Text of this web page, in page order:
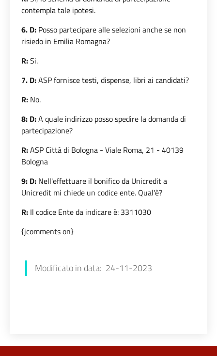
contempla tale ipotesi.
6. D: Posso partecipare alle selezioni anche se non
risiedo in Emilia Romagna?
R:Si.
7. D:ASP fornisce testi, dispense, libri ai candidati?
R: No.
8: D:A quale indirizzo posso spedire la domanda di
partecipazione?
R:ASP Città di Bologna - Viale Roma, 21 - 40139
Bologna
9: D: Nell'effettuare il bonifico da Unicredit a
Unicredit mi chiede un codice ente. Qual'è?
R: Il codice Ente da indicare è: 3311030
{jcomments on}
Modificato in data: 24-11-2023